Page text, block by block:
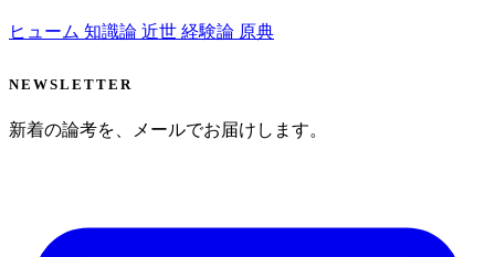
ヒューム 知識論 近世 経験論 原典
NEWSLETTER
新着の論考を、メールでお届けします。